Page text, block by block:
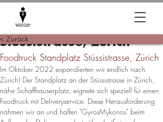
< Zurück
Stüssistrasse, Zürich
Foodtruck Standplatz Stüssistrasse, Zürich
Im Oktober 2022 expandierten wir endlich nach
Zürich! Der Standplatz an der Stüssistrasse in Zürich,
nähe Schaffhauserplatz, eignete sich speziell für einen
Foodtruck mit Deliveryservice. Diese Herausforderung
nahmen wir an und halfen "GyrosMykonos" beim